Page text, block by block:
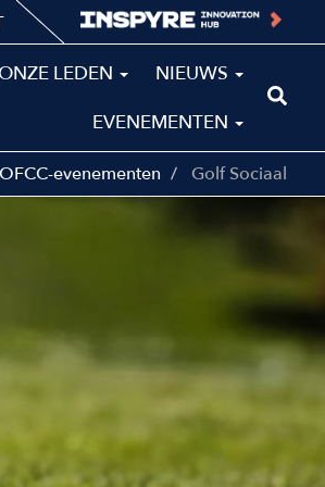
evenementen Golf Sociaal
LEDEN
NIEUWS
EVENEMENTEN